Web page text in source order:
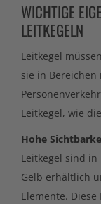
WICHTIGE
LEITKEGELN
Leitkegel
sie in
Leitkegel, wie
Hohe
Leitkegel sind
Gelb erhältlich
Elemente.